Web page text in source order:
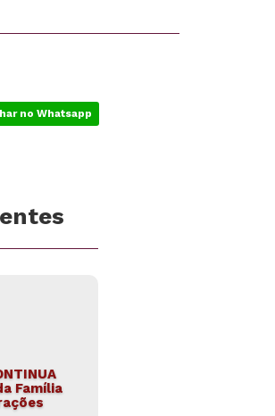
no Whatsapp
Família